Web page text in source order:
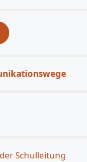
Schulleitung